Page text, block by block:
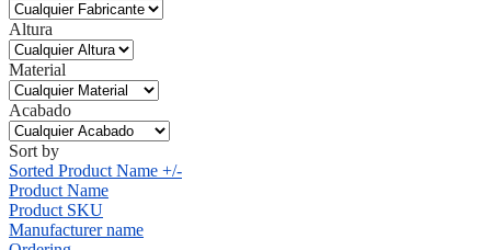
Altura
Material
Acabado
Sort by
Sorted Product Name +/-
Product Name
Product SKU
Manufacturer name